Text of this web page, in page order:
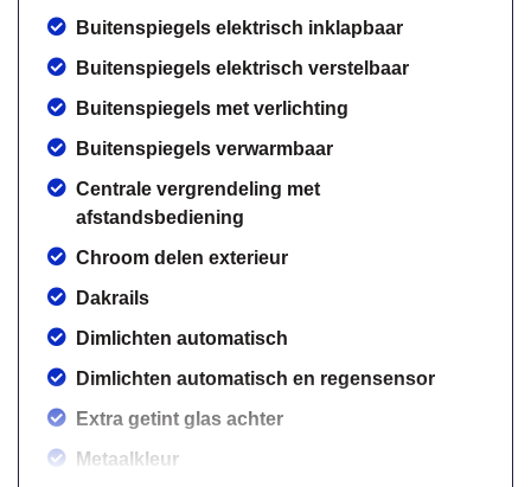
Buitenspiegels elektrisch inklapbaar
Buitenspiegels elektrisch verstelbaar
Buitenspiegels met verlichting
Buitenspiegels verwarmbaar
Centrale vergrendeling met
afstandsbediening
Chroom delen exterieur
Dakrails
Dimlichten automatisch
Dimlichten automatisch en regensensor
Extra getint glas achter
Metaalkleur